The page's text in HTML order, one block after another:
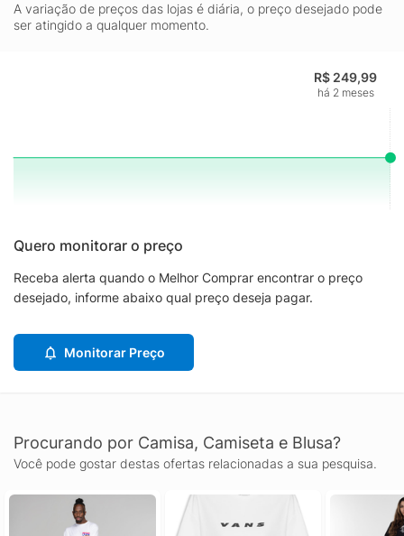
A variação de preços das lojas é diária, o preço desejado pode
ser atingido a qualquer momento.
R$ 249,99
há 2 meses
Quero monitorar o preço
Receba alerta quando o Melhor Comprar encontrar o preço
desejado, informe abaixo qual preço deseja pagar.
Monitorar Preço
Procurando por Camisa, Camiseta e Blusa?
Você pode gostar destas ofertas relacionadas a sua pesquisa.